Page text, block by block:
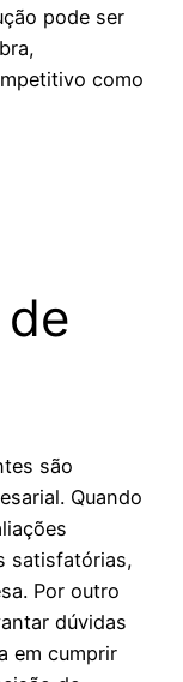
pode ser
como
são
Quando
satisfatórias,
Por outro
dúvidas
em cumprir